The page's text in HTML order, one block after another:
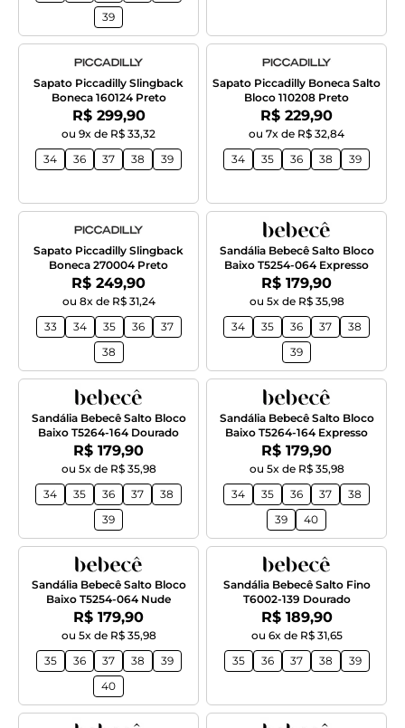
39
Sapato Piccadilly Slingback
Boneca 160124 Preto
Por:
R$ 299,90
ou 9x de R$ 33,32
34
36 37 38 39
Sapato Piccadilly Boneca Salto
Bloco 110208 Preto
Por:
R$ 229,90
ou 7x de R$ 32,84
34
35 36 38 39
Sapato Piccadilly Slingback
Boneca 270004 Preto
Por:
R$ 249,90
ou 8x de R$ 31,24
33
34 35 36
37
38
Sandália Bebecê Salto Bloco
Baixo T5254-064 Expresso
Por:
R$ 179,90
ou 5x de R$ 35,98
34
35 36 37
38
39
Sandália Bebecê Salto Bloco
Baixo T5264-164 Dourado
Por:
R$ 179,90
ou 5x de R$ 35,98
34
35 36 37
38
39
Sandália Bebecê Salto Bloco
Baixo T5264-164 Expresso
Por:
R$ 179,90
ou 5x de R$ 35,98
34
35 36 37
38
39
40
Sandália Bebecê Salto Bloco
Baixo T5254-064 Nude
Por:
R$ 179,90
ou 5x de R$ 35,98
35
36 37 38
39
40
Sandália Bebecê Salto Fino
T6002-139 Dourado
Por:
R$ 189,90
ou 6x de R$ 31,65
35
36 37 38 39